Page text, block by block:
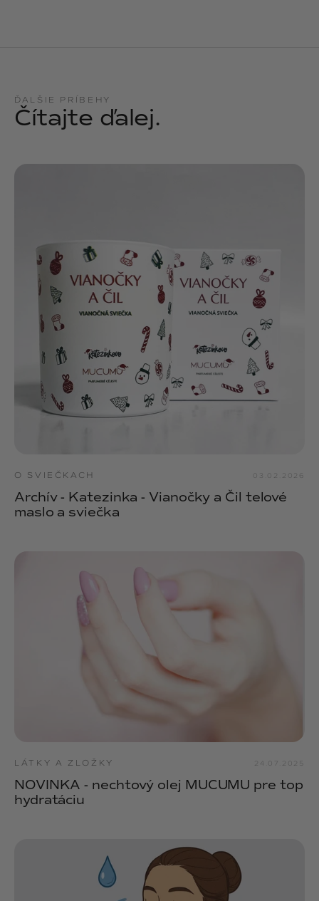
ĎALŠIE PRÍBEHY
Čítajte ďalej.
O SVIEČKACH 03.02.2026
Archív - Katezinka - Vianočky a Čil telové
maslo a sviečka
LÁTKY A ZLOŽKY 24.07.2025
NOVINKA - nechtový olej MUCUMU pre top
hydratáciu